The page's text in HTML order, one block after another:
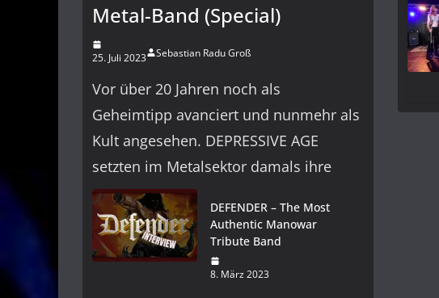
Metal-Band (Special)
25. Juli 2023 Sebastian Radu Groß
Vor über 20 Jahren noch als
Geheimtipp avanciert und nunmehr als
Kult angesehen. DEPRESSIVE AGE
setzten im Metalsektor damals ihre
DEFENDER – The Most
Authentic Manowar
Tribute Band
8. März 2023